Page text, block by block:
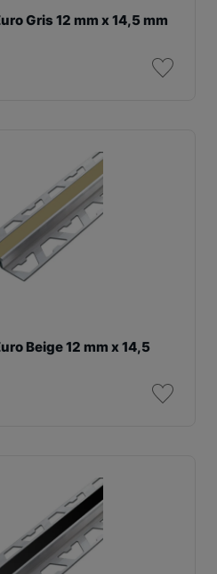
Gris 12 mm x 14,5 mm
Beige 12 mm x 14,5